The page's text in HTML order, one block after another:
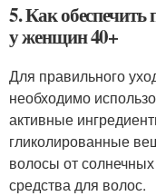
5. Как
у женщин 40+
Для правильного
необходимо
активные
гликолированные
волосы от
средства для волос.